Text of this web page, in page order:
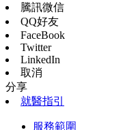
騰訊微信
QQ好友
FaceBook
Twitter
LinkedIn
取消
分享
就醫指引
服務範圍